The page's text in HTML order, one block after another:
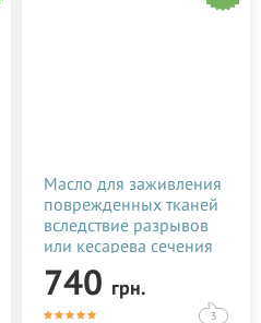
Масло для заживления
поврежденных тканей
вследствие разрывов
или кесарева сечения
Baby Teva Stitol 50 мл
740 грн.
3